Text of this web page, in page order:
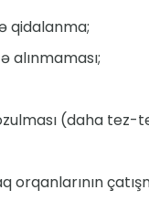
qidalanma;
alınmaması;
(daha